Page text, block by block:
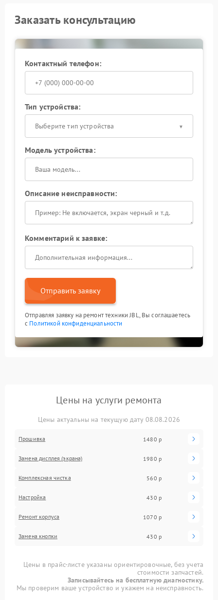
Заказать консультацию
Контактный телефон:
Тип устройства:
Выберите тип устройства
Модель устройства:
Описание неисправности:
Комментарий к заявке:
Отправить заявку
Отправляя заявку на ремонт техники JBL, Вы соглашаетесь
с Политикой конфиденциальности
Цены на услуги ремонта
Цены актуальны на текущую дату 08.08.2026
Прошивка 1480 р
Замена дисплея (экрана) 1980 р
Комплексная чистка 560 р
Настройка 430 р
Ремонт корпуса 1070 р
Замена кнопки 430 р
Цены в прайс-листе указаны ориентировочные, без учета
стоимости запчастей.
Записывайтесь на бесплатную диагностику.
Мы проверим ваше устройство и укажем на неисправность.